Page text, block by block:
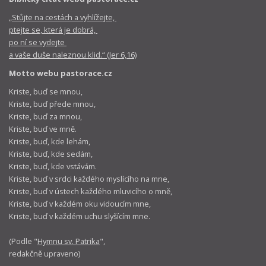
„Stůjte na cestách a vyhlížejte,
ptejte se, která je dobrá,
po ní se vydejte
a vaše duše naleznou klid.“ (Jer 6,16)
Motto webu pastorace.cz
Kriste, buď se mnou,
Kriste, buď přede mnou,
Kriste, buď za mnou,
Kriste, buď ve mně.
Kriste, buď, kde lehám,
Kriste, buď, kde sedám,
Kriste, buď, kde vstávám.
Kriste, buď v srdci každého myslícího na mne,
Kriste, buď v ústech každého mluvicího o mně,
Kriste, buď v každém oku vidoucím mne,
Kriste, buď v každém uchu slyšícím mne.
(Podle "Hymnu sv. Patrika",
redakčně upraveno)